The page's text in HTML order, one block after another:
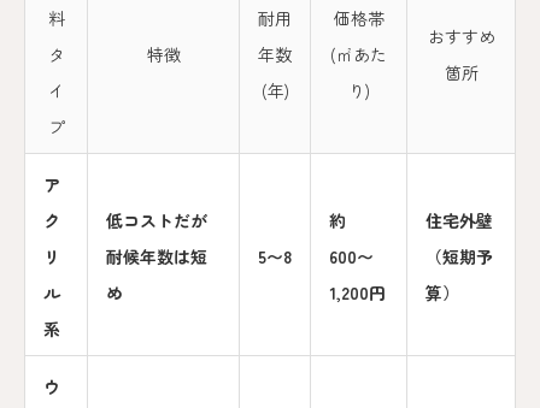
料
タ
イ
プ
特徴
耐用
年数
(年)
価格帯
(㎡あた
り)
おすすめ
箇所
ア
ク
リ
ル
系
低コストだが
耐候年数は短
め
5〜8
約
600〜
1,200円
住宅外壁
（短期予
算）
ウ